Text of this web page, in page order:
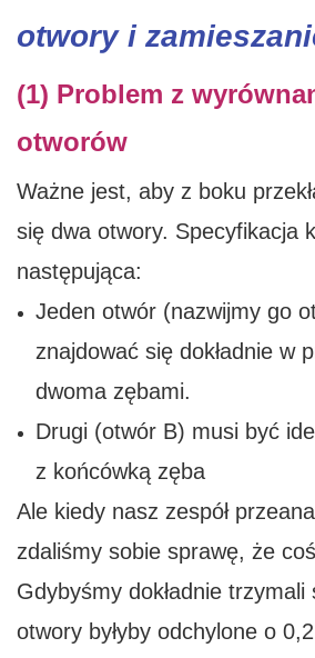
otwory i
(1) Problem z
otworów
Ważne jest, aby z boku
się dwa otwory. Specyfikacja
następująca:
Jeden otwór (nazwijmy go
znajdować się dokładnie w
dwoma zębami.
Drugi (otwór B) musi być
z końcówką zęba
Ale kiedy nasz zespół
zdaliśmy sobie sprawę, że
Gdybyśmy dokładnie trzymali
otwory byłyby odchylone o